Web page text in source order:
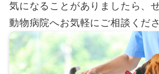
気になることがありましたら、
動物病院へお気軽にご相談くださ